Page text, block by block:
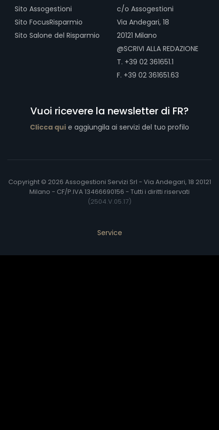
Sito Assogestioni
Sito FocusRisparmio
Sito Salone del Risparmio
c/o Assogestioni
Via Andegari, 18
20121 Milano
@SCRIVI ALLA REDAZIONE
T. +39 02 361651.1
F. +39 02 361651.63
Vuoi ricevere la newsletter di FR?
Clicca qui e aggiungila ai servizi del tuo profilo
Copyright © 2026 Assogestioni Servizi Srl - Via Andegari, 18 20121
Milano - CF/P.IVA 13466690156 - Tutti i diritti riservati
(2504.V.05.17)
Service